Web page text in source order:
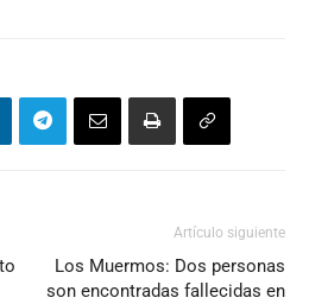
Artículo siguiente
Los Muermos: Dos personas
son encontradas fallecidas en